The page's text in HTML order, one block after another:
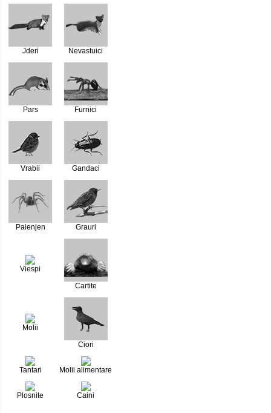
Jderi Nevastuici
Pars Furnici
Vrabii Gandaci
Paienjen Grauri
Viespi
Cartite
Molii
Ciori
Tantari Molii alimentare
Plosnite Caini